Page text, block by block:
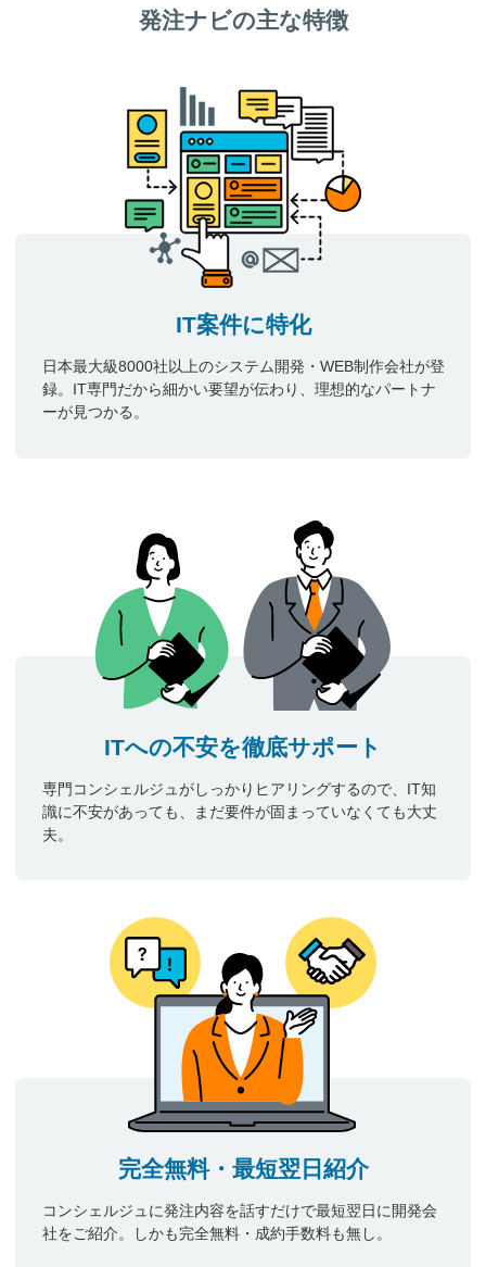
発注ナビの主な特徴
IT案件に特化
日本最大級8000社以上のシステム開発・WEB制作会社が登
録。IT専門だから細かい要望が伝わり、理想的なパートナ
ーが見つかる。
ITへの不安を徹底サポート
専門コンシェルジュがしっかりヒアリングするので、IT知
識に不安があっても、まだ要件が固まっていなくても大丈
夫。
完全無料・最短翌日紹介
コンシェルジュに発注内容を話すだけで最短翌日に開発会
社をご紹介。しかも完全無料・成約手数料も無し。